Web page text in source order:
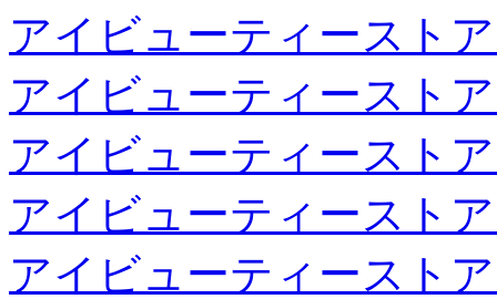
アイビューティースト
アイビューティースト
アイビューティースト
アイビューティースト
アイビューティースト